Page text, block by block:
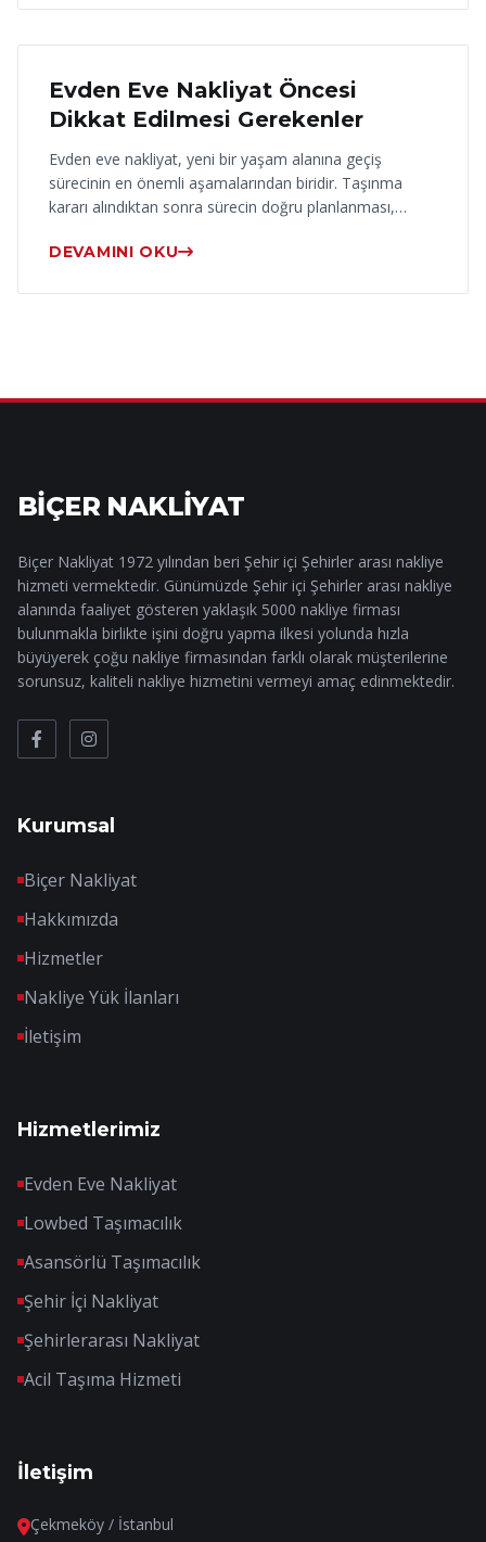
16 Haziran 2026
Evden Eve Nakliyat Öncesi
Dikkat Edilmesi Gerekenler
Evden eve nakliyat, yeni bir yaşam alanına geçiş
sürecinin en önemli aşamalarından biridir. Taşınma
kararı alındıktan sonra sürecin doğru planlanması,…
DEVAMINI OKU
BİÇER NAKLİYAT
Biçer Nakliyat 1972 yılından beri Şehir içi Şehirler arası nakliye
hizmeti vermektedir. Günümüzde Şehir içi Şehirler arası nakliye
alanında faaliyet gösteren yaklaşık 5000 nakliye firması
bulunmakla birlikte işini doğru yapma ilkesi yolunda hızla
büyüyerek çoğu nakliye firmasından farklı olarak müşterilerine
sorunsuz, kaliteli nakliye hizmetini vermeyi amaç edinmektedir.
Kurumsal
Biçer Nakliyat
Hakkımızda
Hizmetler
Nakliye Yük İlanları
İletişim
Hizmetlerimiz
Evden Eve Nakliyat
Lowbed Taşımacılık
Asansörlü Taşımacılık
Şehir İçi Nakliyat
Şehirlerarası Nakliyat
Acil Taşıma Hizmeti
İletişim
Çekmeköy / İstanbul